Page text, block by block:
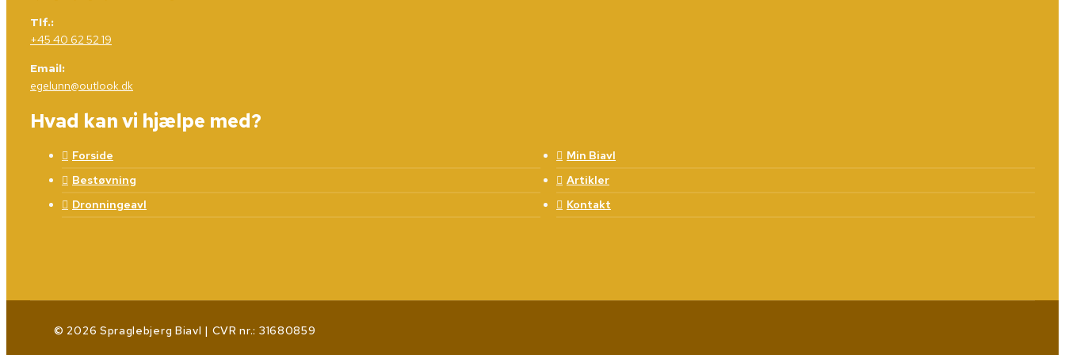
Tlf.:
+45 40 62 52 19
Email:
egelunn@outlook.dk
Hvad kan vi hjælpe med?
Forside
Bestøvning
Dronningeavl
Min Biavl
Artikler
Kontakt
© 2026 Spraglebjerg Biavl | CVR nr.: 31680859